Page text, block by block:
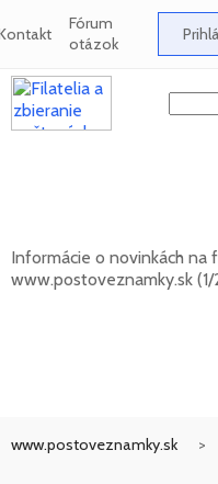
Fórum
otázok
Informácie o novinkách na
www.postoveznamky.sk (1/
www.postoveznamky.sk